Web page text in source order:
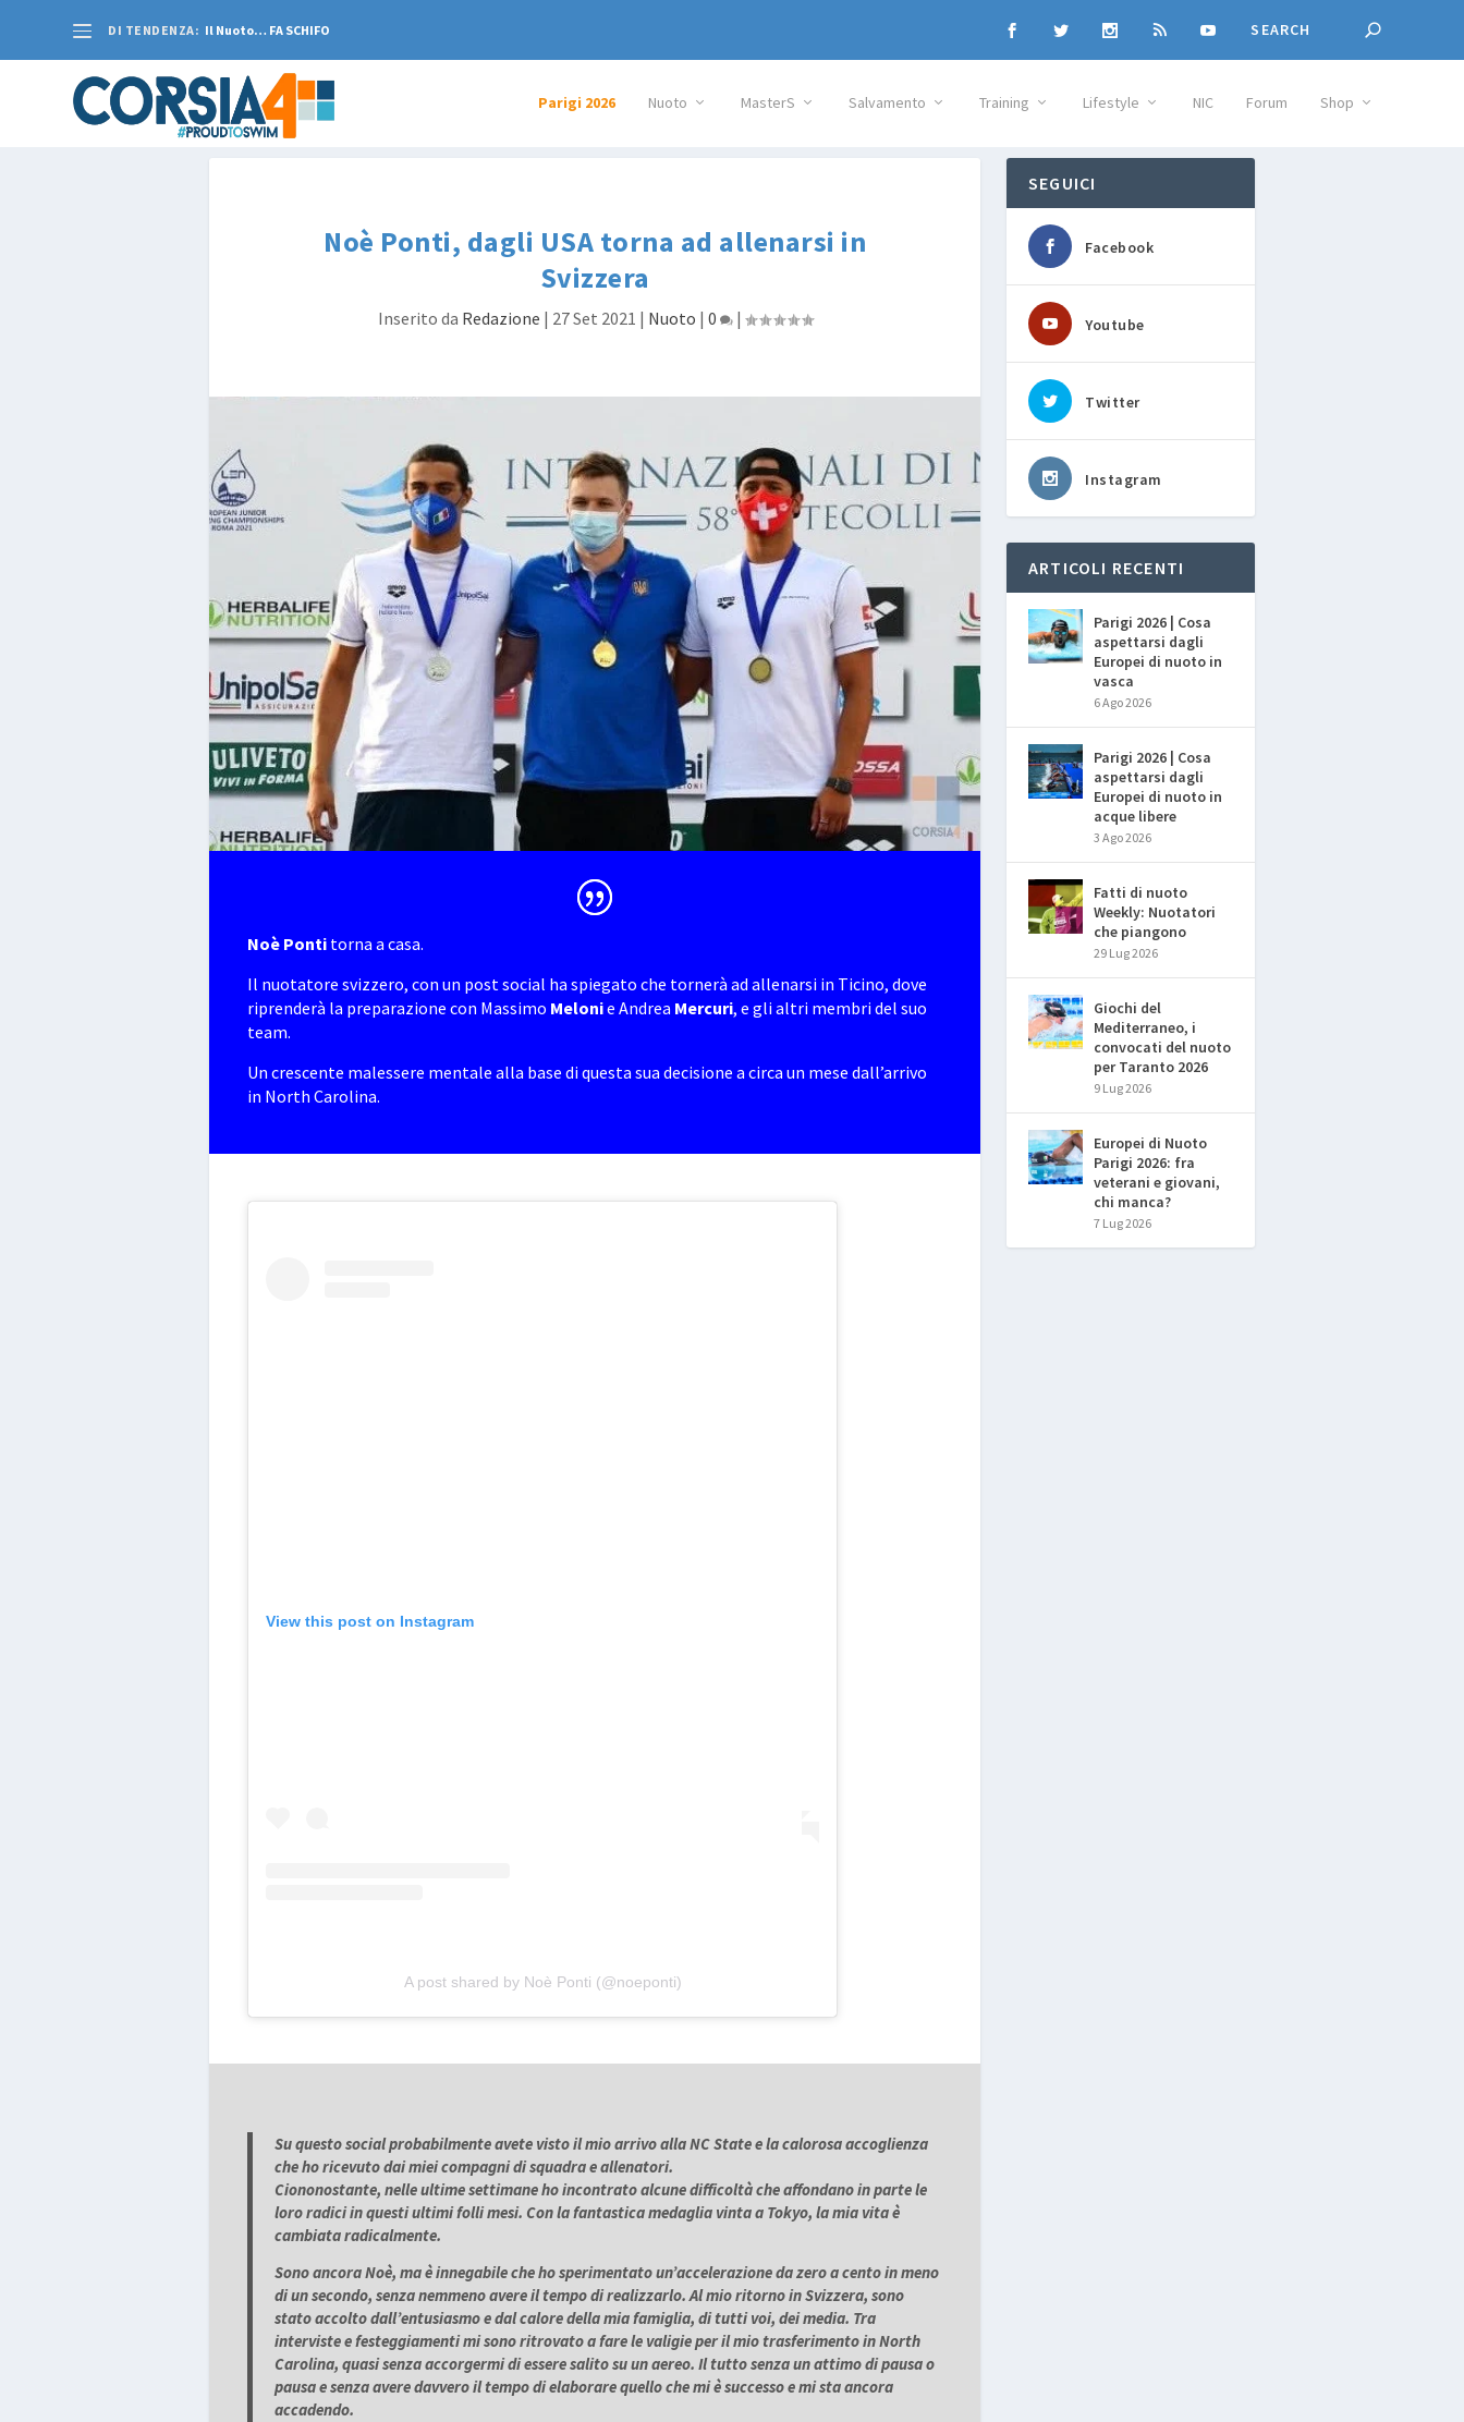
DI TENDENZA: Il Nuoto… FA SCHIFO
Parigi 2026 Nuoto MasterS Salvamento Training Lifestyle NIC Forum Shop
Noè Ponti, dagli USA torna ad allenarsi in
Svizzera
Inserito da Redazione | 27 Set 2021 | Nuoto | 0 |
Noè Ponti torna a casa.
Il nuotatore svizzero, con un post social ha spiegato che tornerà ad allenarsi in Ticino, dove
riprenderà la preparazione con Massimo Melonie Andrea Mercuri, e gli altri membri del suo
team.
Un crescente malessere mentale alla base di questa sua decisione a circa un mese dall’arrivo
in North Carolina.
View this post on Instagram
A post shared by Noè Ponti (@noeponti)
Su questo social probabilmente avete visto il mio arrivo alla NC State e la calorosa accoglienza
che ho ricevuto dai miei compagni di squadra e allenatori.
Ciononostante, nelle ultime settimane ho incontrato alcune difficoltà che affondano in parte le
loro radici in questi ultimi folli mesi. Con la fantastica medaglia vinta a Tokyo, la mia vita è
cambiata radicalmente.
Sono ancora Noè, ma è innegabile che ho sperimentato un’accelerazione da zero a cento in meno
di un secondo, senza nemmeno avere il tempo di realizzarlo. Al mio ritorno in Svizzera, sono
stato accolto dall’entusiasmo e dal calore della mia famiglia, di tutti voi, dei media. Tra
interviste e festeggiamenti mi sono ritrovato a fare le valigie per il mio trasferimento in North
Carolina, quasi senza accorgermi di essere salito su un aereo. Il tutto senza un attimo di pausa o
pausa e senza avere davvero il tempo di elaborare quello che mi è successo e mi sta ancora
accadendo.
SEGUICI
Facebook
Youtube
Twitter
Instagram
ARTICOLI RECENTI
Parigi 2026 | Cosa
aspettarsi dagli
Europei di nuoto in
vasca
6 Ago 2026
Parigi 2026 | Cosa
aspettarsi dagli
Europei di nuoto in
acque libere
3 Ago 2026
Fatti di nuoto
Weekly: Nuotatori
che piangono
29 Lug 2026
Giochi del
Mediterraneo, i
convocati del nuoto
per Taranto 2026
9 Lug 2026
Europei di Nuoto
Parigi 2026: fra
veterani e giovani,
chi manca?
7 Lug 2026